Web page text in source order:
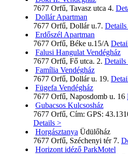
7677 Orfű, Tavasz utca 4.
Dollár Apartman
7677 Orfű, Dollár u.7.
Erdőszél Apartman
7677 Orfű, Béke u.15/A
Falusi Hangulat Vendégház
7677 Orfű, Fő utca. 2. Details
Família Vendégház
7677 Orfű, Dollár u. 19.
Fügefa Vendégház
7677 Orfű, Naposdomb u. 16
Gubacsos Kulcsosház
7677 Orfű, Cím: GPS:
Details >
Horgásztanya Üdülőház
7677 Orfű, Széchenyi tér 7.
Horizont idéző ParkMotel